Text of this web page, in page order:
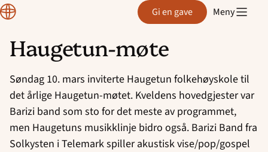
Hopp
innhold
Region
Østfold Gi en gave Meny
Haugetun-møte
Søndag 10. mars inviterte Haugetun folkehøyskole til
det årlige Haugetun-møtet. Kveldens hovedgjester var
Barizi band som sto for det meste av programmet,
men Haugetuns musikklinje bidro også. Barizi Band fra
Solkysten i Telemark spiller akustisk vise/pop/gospel